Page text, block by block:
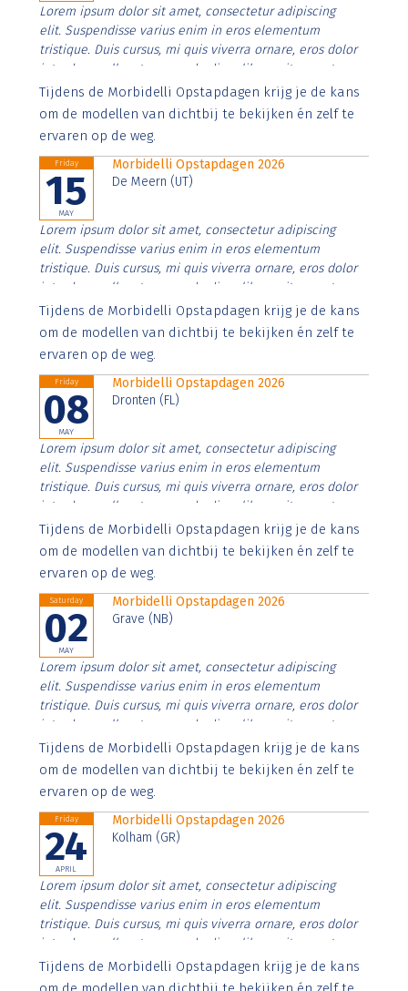
Lorem ipsum dolor sit amet, consectetur adipiscing
elit. Suspendisse varius enim in eros elementum
tristique. Duis cursus, mi quis viverra ornare, eros dolor
interdum nulla, ut commodo diam libero vitae erat.
Aenean faucibus nibh et justo cursus id rutrum lorem
imperdiet. Nunc ut sem vitae risus tristique posuere.
Tijdens de Morbidelli Opstapdagen krijg je de kans
om de modellen van dichtbij te bekijken én zelf te
ervaren op de weg.
Friday
15
MAY
Morbidelli Opstapdagen 2026
De Meern (UT)
Lorem ipsum dolor sit amet, consectetur adipiscing
elit. Suspendisse varius enim in eros elementum
tristique. Duis cursus, mi quis viverra ornare, eros dolor
interdum nulla, ut commodo diam libero vitae erat.
Aenean faucibus nibh et justo cursus id rutrum lorem
imperdiet. Nunc ut sem vitae risus tristique posuere.
Tijdens de Morbidelli Opstapdagen krijg je de kans
om de modellen van dichtbij te bekijken én zelf te
ervaren op de weg.
Friday
08
MAY
Morbidelli Opstapdagen 2026
Dronten (FL)
Lorem ipsum dolor sit amet, consectetur adipiscing
elit. Suspendisse varius enim in eros elementum
tristique. Duis cursus, mi quis viverra ornare, eros dolor
interdum nulla, ut commodo diam libero vitae erat.
Aenean faucibus nibh et justo cursus id rutrum lorem
imperdiet. Nunc ut sem vitae risus tristique posuere.
Tijdens de Morbidelli Opstapdagen krijg je de kans
om de modellen van dichtbij te bekijken én zelf te
ervaren op de weg.
Saturday
02
MAY
Morbidelli Opstapdagen 2026
Grave (NB)
Lorem ipsum dolor sit amet, consectetur adipiscing
elit. Suspendisse varius enim in eros elementum
tristique. Duis cursus, mi quis viverra ornare, eros dolor
interdum nulla, ut commodo diam libero vitae erat.
Aenean faucibus nibh et justo cursus id rutrum lorem
imperdiet. Nunc ut sem vitae risus tristique posuere.
Tijdens de Morbidelli Opstapdagen krijg je de kans
om de modellen van dichtbij te bekijken én zelf te
ervaren op de weg.
Friday
24
APRIL
Morbidelli Opstapdagen 2026
Kolham (GR)
Lorem ipsum dolor sit amet, consectetur adipiscing
elit. Suspendisse varius enim in eros elementum
tristique. Duis cursus, mi quis viverra ornare, eros dolor
interdum nulla, ut commodo diam libero vitae erat.
Aenean faucibus nibh et justo cursus id rutrum lorem
imperdiet. Nunc ut sem vitae risus tristique posuere.
Tijdens de Morbidelli Opstapdagen krijg je de kans